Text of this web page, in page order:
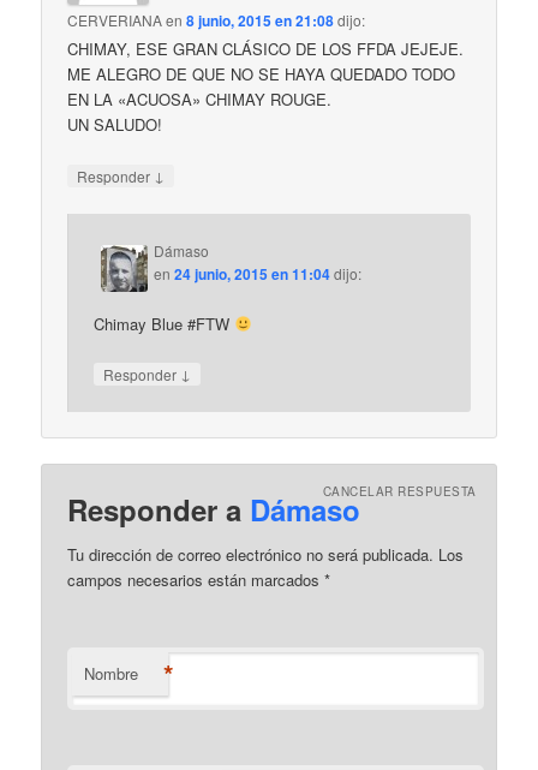
CERVERIANAen8 junio, 2015 en 21:08dijo:
CHIMAY, ESE GRAN CLÁSICO DE LOS FFDA JEJEJE.
ME ALEGRO DE QUE NO SE HAYA QUEDADO TODO
EN LA «ACUOSA» CHIMAY ROUGE.
UN SALUDO!
Responder ↓
Dámaso
en24 junio, 2015 en 11:04dijo:
Chimay Blue #FTW
Responder ↓
Responder a DámasoCANCELAR RESPUESTA
Tu dirección de correo electrónico no será publicada. Los
campos necesarios están marcados*
Nombre *